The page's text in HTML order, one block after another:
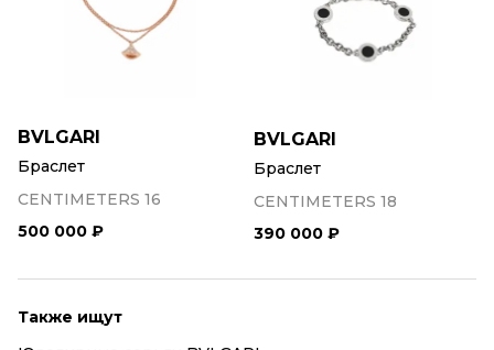
BVLGARI
Браслет
CENTIMETERS 16
500 000 ₽
BVLGARI
Браслет
CENTIMETERS 18
390 000 ₽
Также ищут